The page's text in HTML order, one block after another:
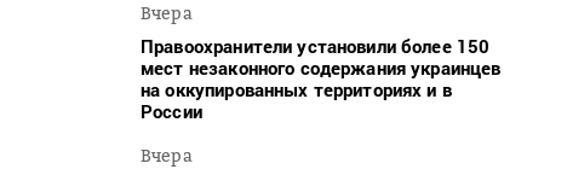
Вчера
Правоохранители установили более 150
мест незаконного содержания украинцев
на оккупированных территориях и в
России
Вчера